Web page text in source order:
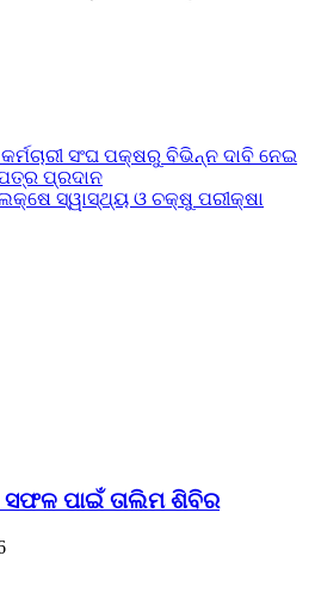
ସଂଘ ପକ୍ଷରୁ ବିଭିନ୍ନ ଦାବି ନେଇ
ପ୍ରଦାନ
ସ୍ୱାସ୍ଥ୍ୟ ଓ ଚକ୍ଷୁ ପରୀକ୍ଷା
ସଫଳ ପାଇଁ ତାଲିମ ଶିବିର